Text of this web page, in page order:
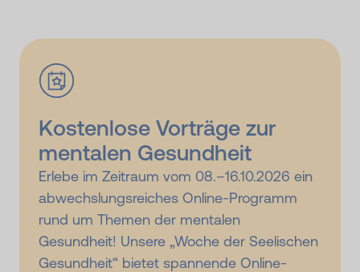
Kostenlose Vorträge zur
mentalen Gesundheit
Erlebe im Zeitraum vom 08.–16.10.2026 ein
abwechslungsreiches Online-Programm
rund um Themen der mentalen
Gesundheit! Unsere „Woche der Seelischen
Gesundheit“ bietet spannende Online-